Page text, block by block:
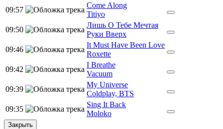
09:57
Come Along
Titiyo
09:50
Лишь О Тебе Мечтая
Руки Вверх
09:46
It Must Have Been Love
Roxette
09:42
I Breathe
Vacuum
09:39
My Universe
Coldplay, BTS
09:35
Sing It Back
Moloko
Закрыть